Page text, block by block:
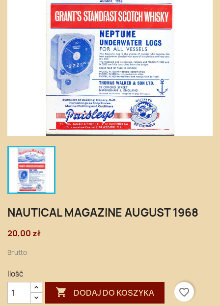
NAUTICAL MAGAZINE AUGUST 1968
20,00 zł
Brutto
Ilość
 DODAJ DO KOSZYKA
favorite_border